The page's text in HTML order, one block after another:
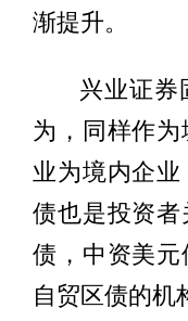
渐提升。
兴业证券
为，同样作
业为境内企
债也是投资
债，中资美元
自贸区债的机